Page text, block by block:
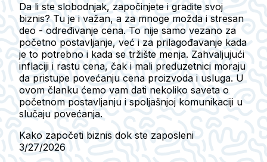
Da li ste slobodnjak, započinjete i gradite svoj
biznis? Tu je i važan, a za mnoge možda i stresan
deo - određivanje cena. To nije samo vezano za
početno postavljanje, već i za prilagođavanje kada
je to potrebno i kada se tržište menja. Zahvaljujući
inflaciji i rastu cena, čak i mali preduzetnici moraju
da pristupe povećanju cena proizvoda i usluga. U
ovom članku ćemo vam dati nekoliko saveta o
početnom postavljanju i spoljašnjoj komunikaciji u
slučaju povećanja.
Kako započeti biznis dok ste zaposleni
3/27/2026